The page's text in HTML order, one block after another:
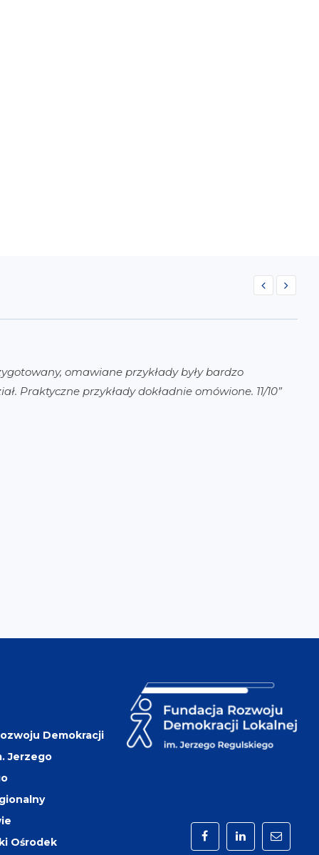
omawiane przykłady były bardzo
Praktyczne przykłady dokładnie omówione. 11/10”
Demokracji
Jerzego
Ośrodek
FacebookLinkedIn
mail